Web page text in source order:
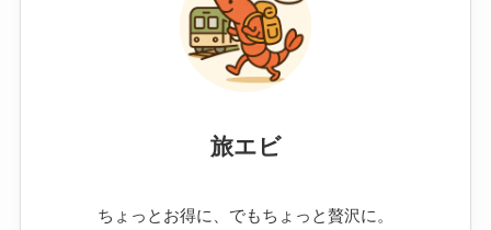
旅エビ
ちょっとお得に、でもちょっと贅沢に。